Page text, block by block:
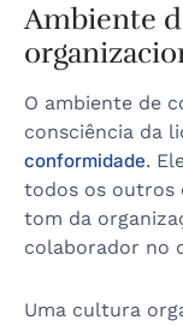
Ambiente
O ambiente de
consciência da
conformidade.
todos os outros
tom da
colaborador no
Uma cultura